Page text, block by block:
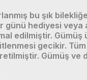
bu şık
günü hediyesi
edilmiştir. Gümüş
gecikir.
Gümüş ve